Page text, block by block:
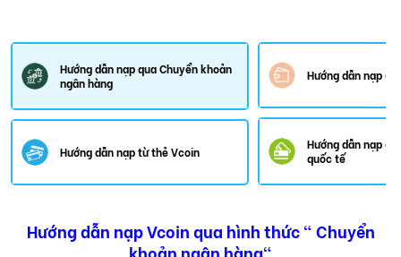
Hướng dẫn nạp qua Chuyển khoản
ngân hàng
Hướng dẫn nạp từ thẻ Vcoin
Hướng dẫn nạp
Hướng dẫn nạp
quốc tế
Hướng dẫn nạp Vcoin qua hình thức " Chuyển